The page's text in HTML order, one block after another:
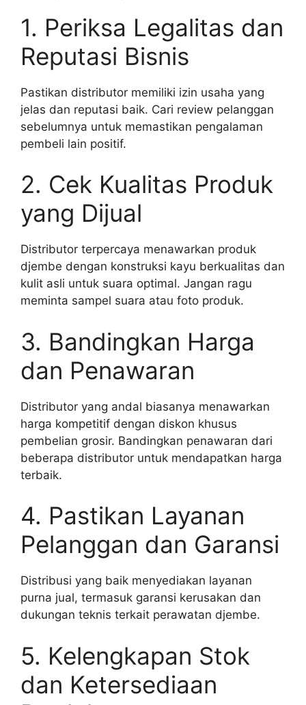
1. Periksa Legalitas dan
Reputasi Bisnis
Pastikan distributor memiliki izin usaha yang
jelas dan reputasi baik. Cari review pelanggan
sebelumnya untuk memastikan pengalaman
pembeli lain positif.
2. Cek Kualitas Produk
yang Dijual
Distributor terpercaya menawarkan produk
djembe dengan konstruksi kayu berkualitas dan
kulit asli untuk suara optimal. Jangan ragu
meminta sampel suara atau foto produk.
3. Bandingkan Harga
dan Penawaran
Distributor yang andal biasanya menawarkan
harga kompetitif dengan diskon khusus
pembelian grosir. Bandingkan penawaran dari
beberapa distributor untuk mendapatkan harga
terbaik.
4. Pastikan Layanan
Pelanggan dan Garansi
Distribusi yang baik menyediakan layanan
purna jual, termasuk garansi kerusakan dan
dukungan teknis terkait perawatan djembe.
5. Kelengkapan Stok
dan Ketersediaan